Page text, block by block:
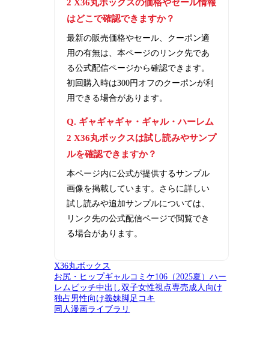
2 X36丸ボックスの価格やセール情報
はどこで確認できますか？
最新の販売価格やセール、クーポン適
用の有無は、本ページのリンク先であ
る公式配信ページから確認できます。
初回購入時は300円オフのクーポンが利
用できる場合があります。
Q. ギャギャギャ・ギャル・ハーレム
2 X36丸ボックスは試し読みやサンプ
ルを確認できますか？
本ページ内に公式が提供するサンプル
画像を掲載しています。さらに詳しい
試し読みや追加サンプルについては、
リンク先の公式配信ページで閲覧でき
る場合があります。
X36丸ボックス
お尻・ヒップギャルコミケ106（2025夏）ハー
レム ビッチ中出し双子女性視点専売成人向け
独占男性向け義妹脚足コキ
同人漫画ライブラリ